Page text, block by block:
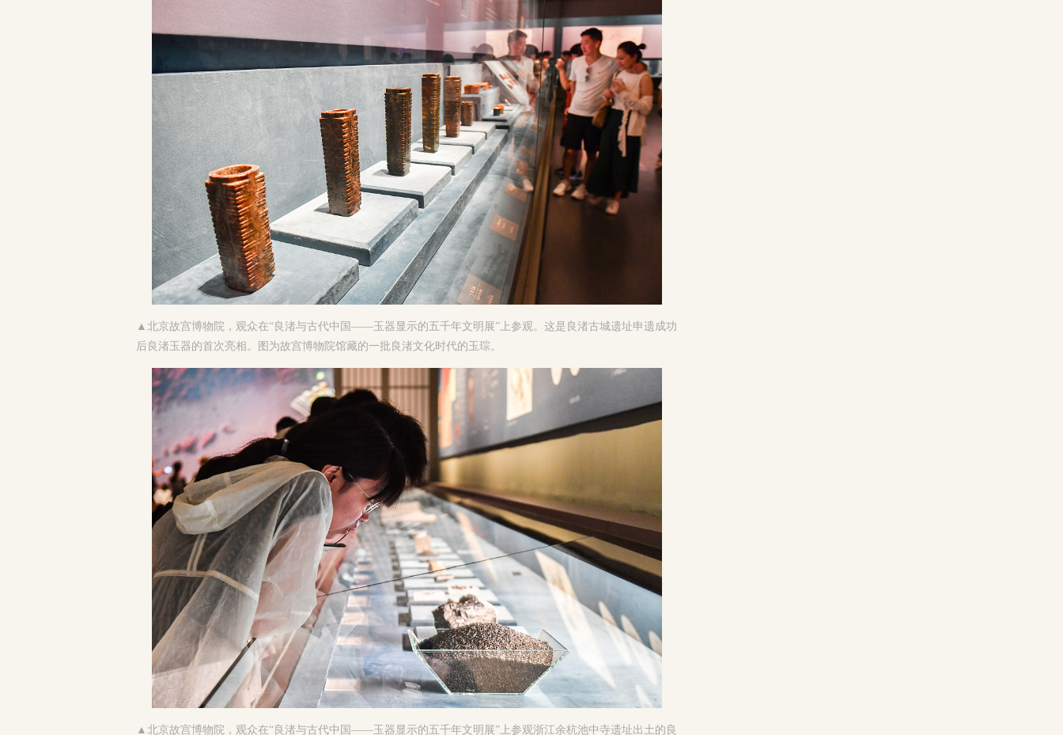
▲ 北京故宫博物院，观众在“良渚与古代中国——玉器显示的五千年文明展”上参观。这是良渚古城遗址申遗成功
后良渚玉器的首次亮相。图为故宫博物院馆藏的一批良渚文化时代的玉琮。
▲ 北京故宫博物院，观众在“良渚与古代中国——玉器显示的五千年文明展”上参观浙江余杭池中寺遗址出土的良